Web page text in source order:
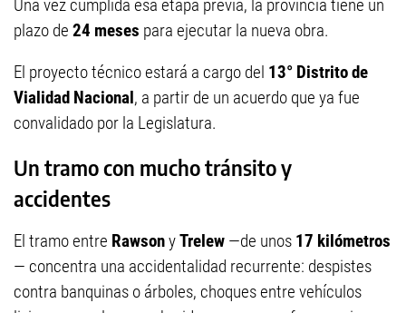
Una vez cumplida esa etapa previa, la provincia tiene un
plazo de 24 meses para ejecutar la nueva obra.
El proyecto técnico estará a cargo del 13° Distrito de
Vialidad Nacional, a partir de un acuerdo que ya fue
convalidado por la Legislatura.
Un tramo con mucho tránsito y
accidentes
El tramo entre RawsonyTrelew —de unos 17 kilómetros
— concentra una accidentalidad recurrente: despistes
contra banquinas o árboles, choques entre vehículos